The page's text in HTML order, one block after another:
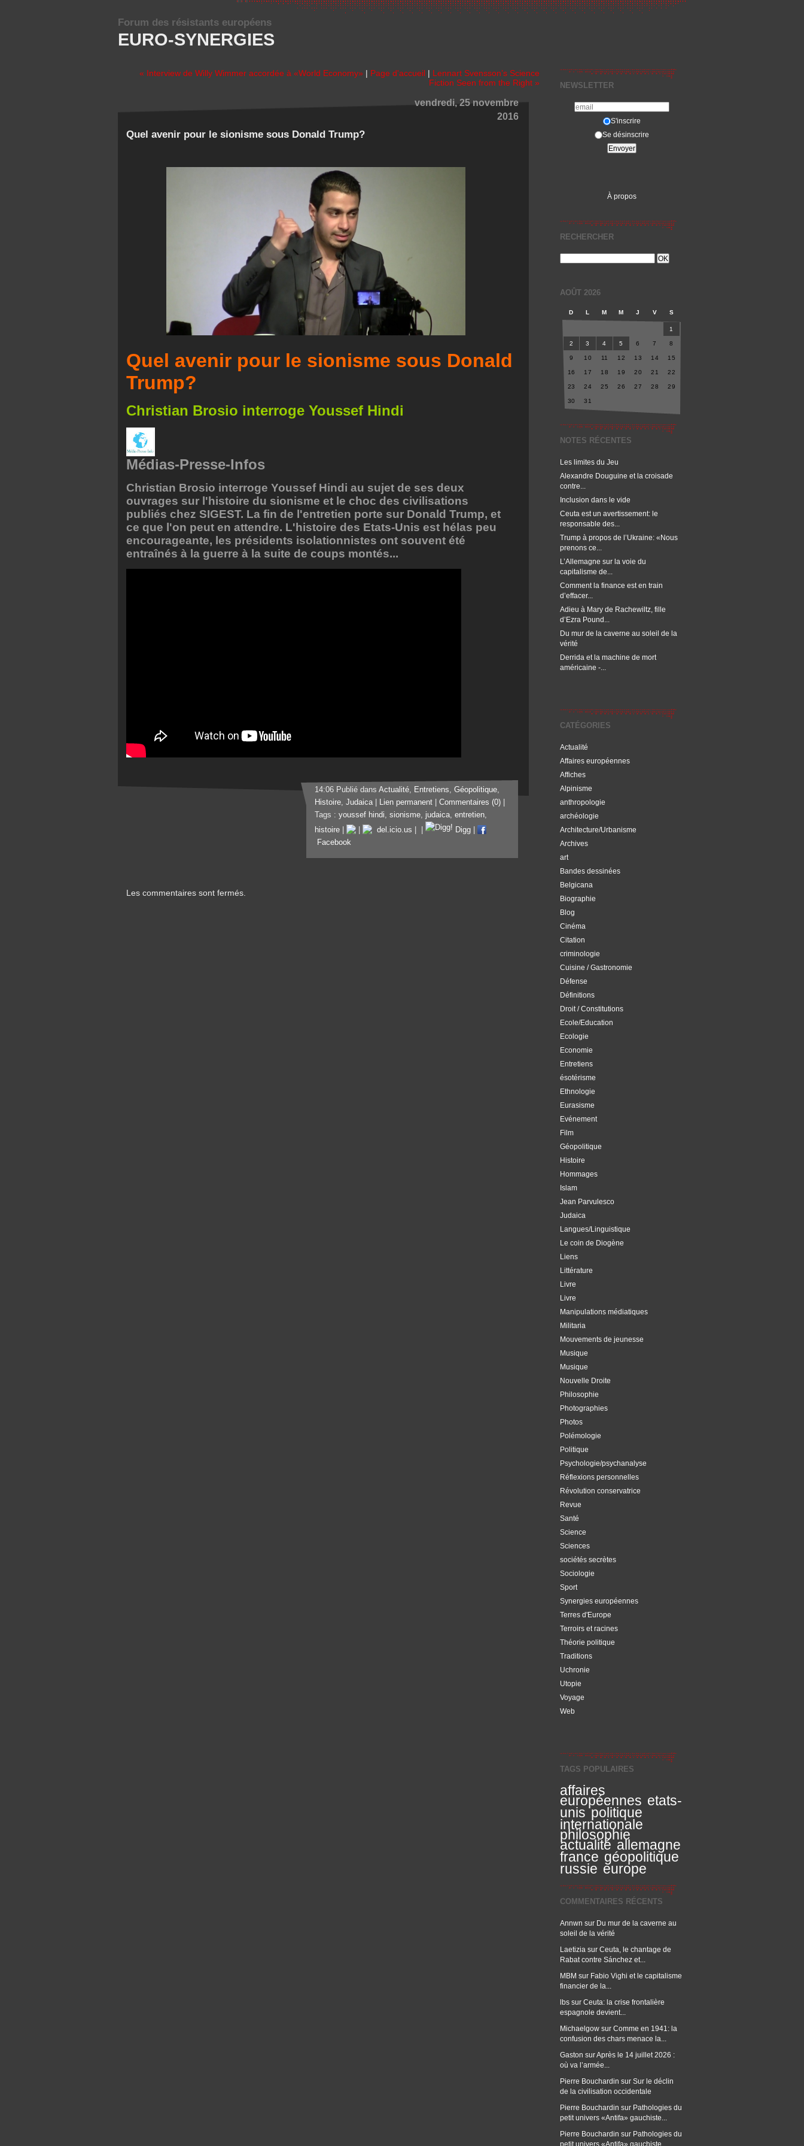
EURO-SYNERGIES
Forum des résistants européens
NEWSLETTER
S'inscrire
Se désinscrire
À propos
RECHERCHER
AOÛT 2026
D L M M J V S
1
2 3 4 5 6 7 8
9 10 11 12 13 14 15
16 17 18 19 20 21 22
23 24 25 26 27 28 29
30 31
NOTES RÉCENTES
Les limites du Jeu
Alexandre Douguine et la croisade
contre...
Inclusion dans le vide
Ceuta est un avertissement: le
responsable des...
Trump à propos de l’Ukraine: «Nous
prenons ce...
L’Allemagne sur la voie du
capitalisme de...
Comment la finance est en train
d’effacer...
Adieu à Mary de Rachewiltz, fille
d’Ezra Pound...
Du mur de la caverne au soleil de la
vérité
Derrida et la machine de mort
américaine -...
CATÉGORIES
Actualité
Affaires européennes
Affiches
Alpinisme
anthropologie
archéologie
Architecture/Urbanisme
Archives
art
Bandes dessinées
Belgicana
Biographie
Blog
Cinéma
Citation
criminologie
Cuisine / Gastronomie
Défense
Définitions
Droit / Constitutions
Ecole/Education
Ecologie
Economie
Entretiens
ésotérisme
Ethnologie
Eurasisme
Evénement
Film
Géopolitique
Histoire
Hommages
Islam
Jean Parvulesco
Judaica
Langues/Linguistique
Le coin de Diogène
Liens
Littérature
Livre
Livre
Manipulations médiatiques
Militaria
Mouvements de jeunesse
Musique
Musique
Nouvelle Droite
Philosophie
Photographies
Photos
Polémologie
Politique
Psychologie/psychanalyse
Réflexions personnelles
Révolution conservatrice
Revue
Santé
Science
Sciences
sociétés secrètes
Sociologie
Sport
Synergies européennes
Terres d'Europe
Terroirs et racines
Théorie politique
Traditions
Uchronie
Utopie
Voyage
Web
TAGS POPULAIRES
affaires
européennes etats-
unis politique
internationale
philosophie
actualité allemagne
france géopolitique
russie europe
COMMENTAIRES RÉCENTS
Annwn sur Du mur de la caverne au
soleil de la vérité
Laetizia sur Ceuta, le chantage de
Rabat contre Sánchez et...
MBM sur Fabio Vighi et le capitalisme
financier de la...
lbs sur Ceuta: la crise frontalière
espagnole devient...
Michaelgow sur Comme en 1941: la
confusion des chars menace la...
Gaston surAprès le 14 juillet 2026 :
où va l’armée...
Pierre Bouchardin sur Sur le déclin
de la civilisation occidentale
Pierre Bouchardin sur Pathologies du
petit univers «Antifa» gauchiste...
Pierre Bouchardin sur Pathologies du
petit univers «Antifa» gauchiste...
« Interview de Willy Wimmer accordée à «World Economy» | Page d'accueil | Lennart Svensson’s Science
Fiction Seen from the Right »
vendredi, 25 novembre
2016
Quel avenir pour le sionisme sous Donald Trump?
Quel avenir pour le sionisme sous Donald
Trump?
Christian Brosio interroge Youssef Hindi
Médias-Presse-Infos
Christian Brosio interroge Youssef Hindi au sujet de ses deux
ouvrages sur l'histoire du sionisme et le choc des civilisations
publiés chez SIGEST. La fin de l'entretien porte sur Donald Trump, et
ce que l'on peut en attendre. L'histoire des Etats-Unis est hélas peu
encourageante, les présidents isolationnistes ont souvent été
entraînés à la guerre à la suite de coups montés...
14:06 Publié dans Actualité Entretiens Géopolitique
Histoire Judaica Lien permanent Commentaires (0)
Tags : youssef hindi sionisme judaica entretien
histoire
del.icio.us Digg
Facebook
Les commentaires sont fermés.